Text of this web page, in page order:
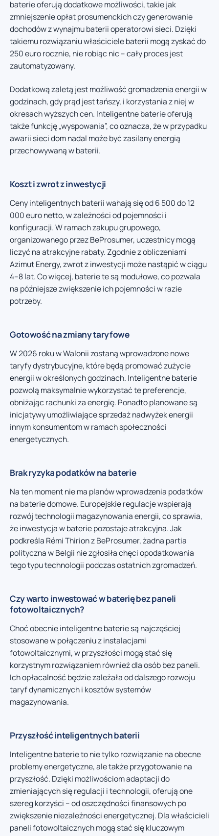
baterie oferują dodatkowe możliwości, takie jak
zmniejszenie opłat prosumenckich czy generowanie
dochodów z wynajmu baterii operatorowi sieci. Dzięki
takiemu rozwiązaniu właściciele baterii mogą zyskać do
250 euro rocznie, nie robiąc nic – cały proces jest
zautomatyzowany.
Dodatkową zaletą jest możliwość gromadzenia energii w
godzinach, gdy prąd jest tańszy, i korzystania z niej w
okresach wyższych cen. Inteligentne baterie oferują
także funkcję „wyspowania”, co oznacza, że w przypadku
awarii sieci dom nadal może być zasilany energią
przechowywaną w baterii.
Koszt i zwrot z inwestycji
Ceny inteligentnych baterii wahają się od 6 500 do 12
000 euro netto, w zależności od pojemności i
konfiguracji. W ramach zakupu grupowego,
organizowanego przez BeProsumer, uczestnicy mogą
liczyć na atrakcyjne rabaty. Zgodnie z obliczeniami
Azimut Energy, zwrot z inwestycji może nastąpić w ciągu
4–8 lat. Co więcej, baterie te są modułowe, co pozwala
na późniejsze zwiększenie ich pojemności w razie
potrzeby.
Gotowość na zmiany taryfowe
W 2026 roku w Walonii zostaną wprowadzone nowe
taryfy dystrybucyjne, które będą promować zużycie
energii w określonych godzinach. Inteligentne baterie
pozwolą maksymalnie wykorzystać te preferencje,
obniżając rachunki za energię. Ponadto planowane są
inicjatywy umożliwiające sprzedaż nadwyżek energii
innym konsumentom w ramach społeczności
energetycznych.
Brak ryzyka podatków na baterie
Na ten moment nie ma planów wprowadzenia podatków
na baterie domowe. Europejskie regulacje wspierają
rozwój technologii magazynowania energii, co sprawia,
że inwestycja w baterie pozostaje atrakcyjna. Jak
podkreśla Rémi Thirion z BeProsumer, żadna partia
polityczna w Belgii nie zgłosiła chęci opodatkowania
tego typu technologii podczas ostatnich zgromadzeń.
Czy warto inwestować w baterię bez paneli
fotowoltaicznych?
Choć obecnie inteligentne baterie są najczęściej
stosowane w połączeniu z instalacjami
fotowoltaicznymi, w przyszłości mogą stać się
korzystnym rozwiązaniem również dla osób bez paneli.
Ich opłacalność będzie zależała od dalszego rozwoju
taryf dynamicznych i kosztów systemów
magazynowania.
Przyszłość inteligentnych baterii
Inteligentne baterie to nie tylko rozwiązanie na obecne
problemy energetyczne, ale także przygotowanie na
przyszłość. Dzięki możliwościom adaptacji do
zmieniających się regulacji i technologii, oferują one
szereg korzyści – od oszczędności finansowych po
zwiększenie niezależności energetycznej. Dla właścicieli
paneli fotowoltaicznych mogą stać się kluczowym